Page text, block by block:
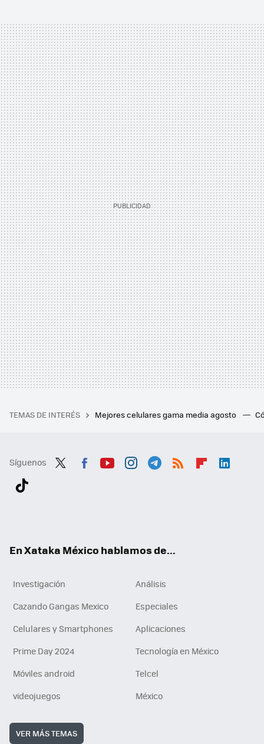
TEMAS DE INTERÉS Mejores celulares gama media agosto
Síguenos
En Xataka México hablamos de...
Investigación
Análisis
Cazando Gangas Mexico
Especiales
Celulares y Smartphones
Aplicaciones
Prime Day 2024
Tecnología en México
Móviles android
Telcel
videojuegos
México
VER MÁS TEMAS